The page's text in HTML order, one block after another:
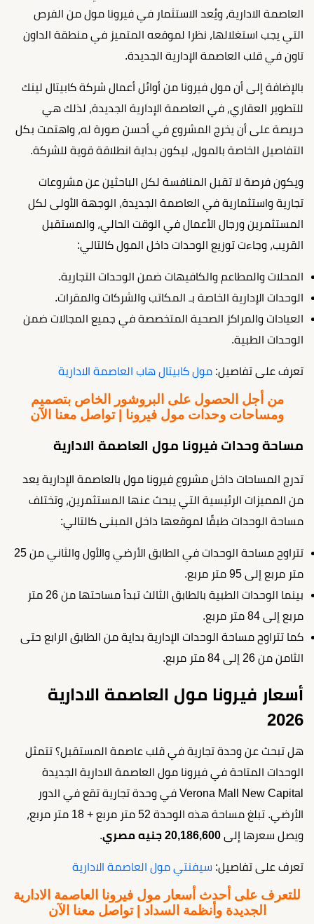
العاصمة الادارية، ويُعد الاستثمار في فيرونا مول من الفرص
التي يجب استغلالها، نظرا لموقعه المتميز في منطقة الداون
تاون في قلب العاصمة الإدارية الجديدة.
بالإضافة إلى أن مول فيرونا من أوائل أعمال شركة كابيتال لينك
للتطوير العقاري، في العاصمة الإدارية الجديدة، لذلك هي
حريصة على أن يخرج المشروع في أحسن صورة له، واهتمت بكل
التفاصيل الخاصة بالمول، ليكون بداية انطلاقة قوية للشركة.
ويكون فرصة لا تقبل المنافسة لكل الباحثين عن مشروعات
تجارية واستثمارية في العاصمة الجديدة، الوجهة الأولى لكل
المستثمرين ورجال الأعمال في الوقت الحالي، والمستقبل
القريب، وجاءت توزيع الوحدات داخل المول كالتالي:
المحلات والمطاعم والكافيهات ضمن الوحدات التجارية.
الوحدات الإدارية الخاصة بـ المكاتب والشركات والمقرات.
العيادات والمراكز الصحية المتخصصة في جميع المجالات ضمن
الوحدات الطبية.
تعرف على تفاصيل: مول كابيتال هاب العاصمة الادارية
من أجل الحصول على البروشور الخاص بتصميم
ومساحات وحدات مول فيرونا | تواصل معنا الآن
مساحة وحدات فيرونا مول العاصمة الادارية
تدرج المساحات داخل مشروع فيرونا مول بالعاصمة الإدارية يعد
من المميزات الرئيسية التي يبحث عنها المستثمرين، وتختلف
مساحة الوحدات طبقًا لموقعها داخل المبنى كالتالي:
تتراوح مساحة الوحدات في الطابق الأرضي والأول والثاني من 25
متر مربع إلى 95 متر مربع.
بينما الوحدات الطبية بالطابق الثالث تبدأ مساحتها من 26 متر
مربع إلى 84 متر مربع.
كما تتراوح مساحة الوحدات الإدارية بداية من الطابق الرابع حتى
الثامن من 26 إلى 84 متر مربع.
أسعار فيرونا مول العاصمة الادارية
2026
هل تبحث عن وحدة تجارية في قلب عاصمة المستقبل؟ تتمثل
الوحدات المتاحة في فيرونا مول العاصمة الادارية الجديدة
Verona Mall New Capital في وحدة تجارية تقع في الدور
الأرضي. تبلغ مساحة هذه الوحدة 52 متر مربع + 18 متر مربع،
ويصل سعرها إلى 20,186,600 جنيه مصري .
تعرف على تفاصيل: سيفنتي مول العاصمة الادارية
للتعرف على أحدث أسعار مول فيرونا العاصمة الادارية
الجديدة وأنظمة السداد | تواصل معنا الآن